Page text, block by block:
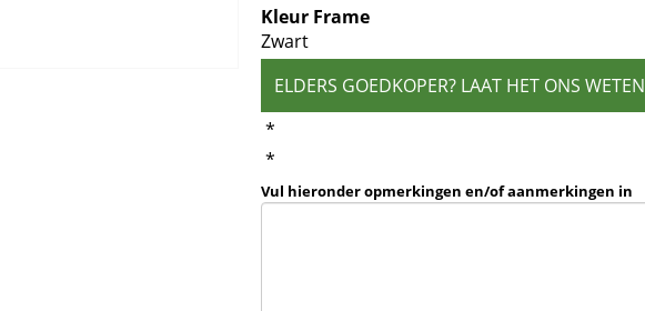
Kleur Frame
Zwart
ELDERS GOEDKOPER? LAAT HET ONS WETEN
*
*
Vul hieronder opmerkingen en/of aanmerkingen in